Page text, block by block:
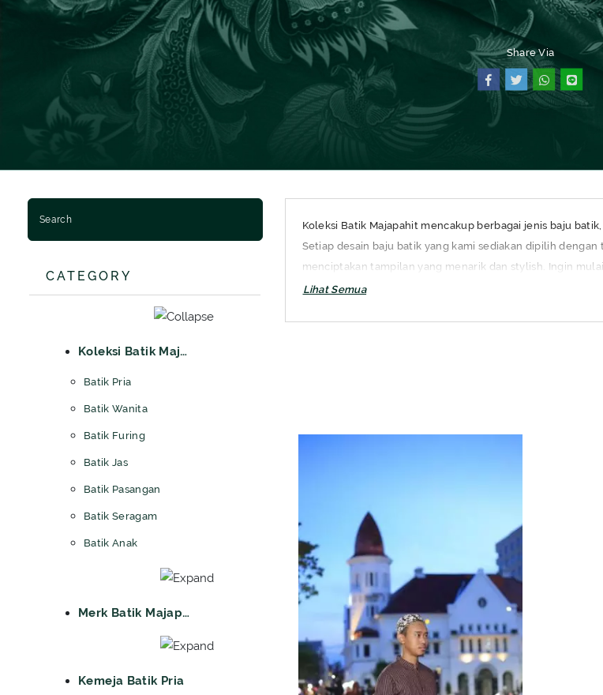
BATIK SERAGAM
BATIK ANAK
BAJU MUSLIM MAJAPAHIT
BAJU MUSLIM PRIA
SEMUA PRODUK
Share Via
CATEGORY
Koleksi Batik Majapahit
Batik Pria
Batik Wanita
Batik Furing
Batik Jas
Batik Pasangan
Batik Seragam
Batik Anak
Merk Batik Majapahit
Kemeja Batik Pria
Koleksi Batik Majapahit mencakup berbagai jenis baju
Setiap desain baju batik yang kami sediakan dipilih
menciptakan tampilan yang menarik dan stylish. Ingin
Majapahit dan dapatkan harga produk yang lebih